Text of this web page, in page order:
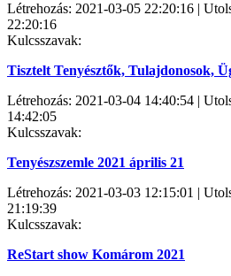
Létrehozás: 2021-03-05 22:20:16 |
22:20:16
Kulcsszavak:
Tisztelt Tenyésztők, Tulajdonosok,
Létrehozás: 2021-03-04 14:40:54 |
14:42:05
Kulcsszavak:
Tenyészszemle 2021 április 21
Létrehozás: 2021-03-03 12:15:01 |
21:19:39
Kulcsszavak:
ReStart show Komárom 2021